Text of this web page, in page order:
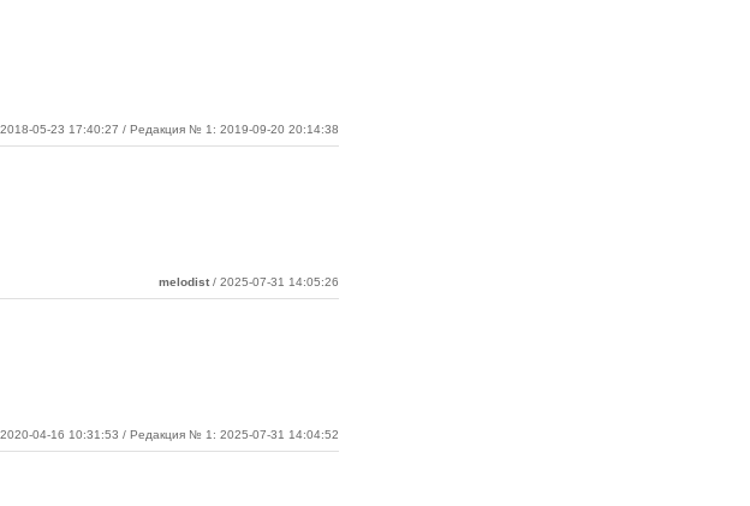
05-23 17:40:27 / Редакция № 1: 2019-09-20 20:14:38
melodist / 2025-07-31 14:05:26
04-16 10:31:53 / Редакция № 1: 2025-07-31 14:04:52